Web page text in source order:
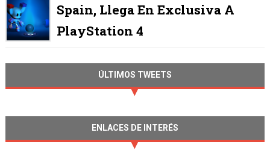
Spain, Llega En Exclusiva A
PlayStation 4
ÚLTIMOS TWEETS
ENLACES DE INTERÉS